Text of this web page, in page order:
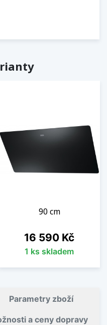
90 cm
Cena
16 590 Kč
1 ks skladem
Parametry zboží
a ceny dopravy